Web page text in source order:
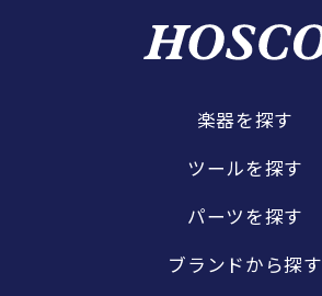
楽器を探す
ツールを探す
パーツを探す
ブランドから探す